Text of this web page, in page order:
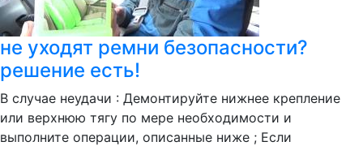
не уходят ремни безопасности?
решение есть!
В случае неудачи : Демонтируйте нижнее крепление
или верхнюю тягу по мере необходимости и
выполните операции, описанные ниже ; Если